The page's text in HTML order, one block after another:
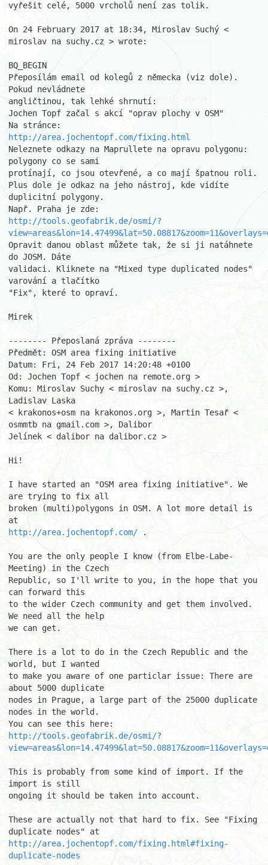
vyřešit celé, 5000 vrcholů není zas tolik.
On 24 February 2017 at 18:34, Miroslav Suchý <
miroslav na suchy.cz > wrote:
BQ_BEGIN
Přeposílám email od kolegů z německa (viz dole).
Pokud nevládnete
angličtinou, tak lehké shrnutí:
Jochen Topf začal s akcí "oprav plochy v OSM"
http://area.jochentopf.com/fixing.html
Neleznete odkazy na Maprullete na opravu polygonu:
polygony co se sami
protínají, co jsou otevřené, a co mají špatnou roli.
Plus dole je odkaz na jeho nástroj, kde vidíte
duplicitní polygony.
http://tools.geofabrik.de/osmi/?
Opravit danou oblast můžete tak, že si ji natáhnete
do JOSM. Dáte
validaci. Kliknete na "Mixed type duplicated nodes"
varování a tlačítko
"Fix", které to opraví.
Mirek
-------- Přeposlaná zpráva --------
Předmět: OSM area fixing initiative
Datum: Fri, 24 Feb 2017 14:20:48 +0100
Od: Jochen Topf < jochen na remote.org >
Komu: Miroslav Suchy < miroslav na suchy.cz >,
Ladislav Laska
< krakonos+osm na krakonos.org >, Martin Tesař <
osmmtb na gmail.com >, Dalibor
Jelínek < dalibor na dalibor.cz >
Hi!
I have started an "OSM area fixing initiative". We
are trying to fix all
broken (multi)polygons in OSM. A lot more detail is
http://area.jochentopf.com/ .
You are the only people I know (from Elbe-Labe-
Meeting) in the Czech
Republic, so I'll write to you, in the hope that you
can forward this
to the wider Czech community and get them involved.
We need all the help
we can get.
There is a lot to do in the Czech Republic and the
world, but I wanted
to make you aware of one particlar issue: There are
about 5000 duplicate
nodes in Prague, a large part of the 25000 duplicate
nodes in the world.
http://tools.geofabrik.de/osmi/?
This is probably from some kind of import. If the
import is still
ongoing it should be taken into account.
These are actually not that hard to fix. See "Fixing
http://area.jochentopf.com/fixing.html#fixing-
duplicate-nodes